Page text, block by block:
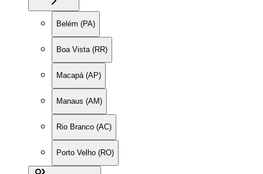
Belém (PA)
Boa Vista (RR)
Macapá (AP)
Manaus (AM)
Rio Branco (AC)
Porto Velho (RO)